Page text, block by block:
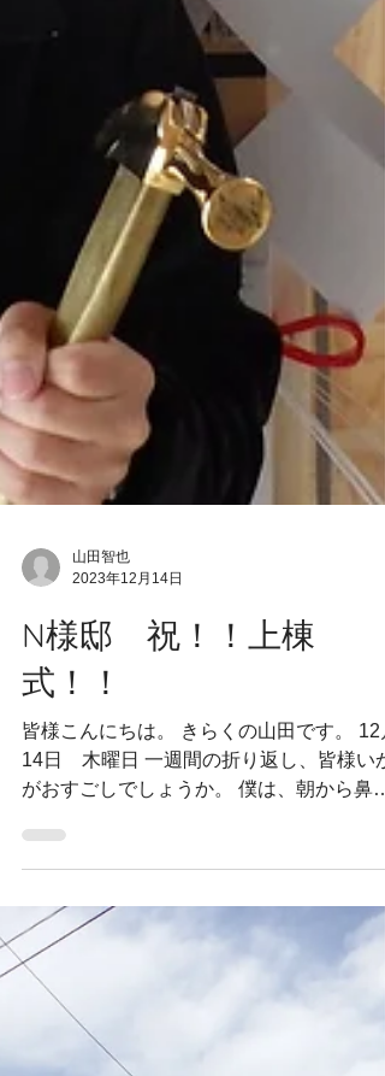
山田智也
2023年12月14日
N様邸 祝！！上棟
式！！
皆様こんにちは。 きらくの山田です。 12
14日 木曜日 一週間の折り返し、皆様いか
がおすごしでしょうか。 僕は、朝から鼻水
がズピズピするので、コンビニで高い方の
ョコラBBを買って飲みました。 去年は今